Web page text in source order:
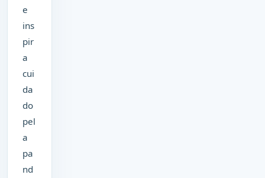
e
ins
pir
a
cui
da
do
pel
a
pa
nd